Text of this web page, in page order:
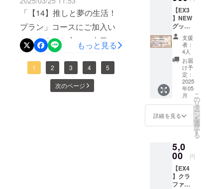
降に順次発送を開始いたし
ますので今しばらくお待ち
ください。改めまして、ア
ンジーさん制作のクラウド
ファンディングにご支援い
ただきました皆様に深く感
謝いたします。今後とも、
けが完了する予定ですの
で、恐れ入りますが今しば
らくお待ちいただけますと
幸いです。改めまして、ア
ンジーさんの合成音声の制
作に多大なご支援を賜りま
したことに感謝いたしま
ただいた方へ本日
お送りいたしまし
た連絡事項につき
まして
「【14】推しと夢の生活！
プラン」コースにご加入い
ただきました方に、本日
（3/25）「Lusty*Kiss
Production」運営チームよ
り、個別のメッセージにて
もっと見る
1 2 3 4 5
次のページ
「アル
マちゃ
ん」、
「リリ
ンちゃ
ん」、
「クロ
ワちゃ
ん」か
らご希
望の
キャラ
をいず
れか１
※イラス
トは
「ポス
トカー
ドB」と
同じも
ので
す。
（イラ
スト担
当：
microa
様）
【EX3
】NEW
グッズ
全部乗
せプラ
（60,00
0円） ■
以下の
特典す
べて ・
【EX1
】の
ビッグ
アクリ
員（5
人）分
・
【EX2
】のタ
ペスト
支援
者：
4人
お届
け予
定：
2025
年05
月
詳細を見る
こ
の
リ
タ
ー
ン
を
選
択
す
る
5,0
00 円
【EX4
】クラ
ファン